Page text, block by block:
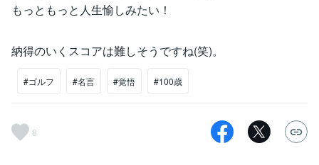
もっともっと人生愉しみたい！
納得のいくスコアは難しそうですね(笑)。
#ゴルフ #名言 #覚悟 #100歳
8